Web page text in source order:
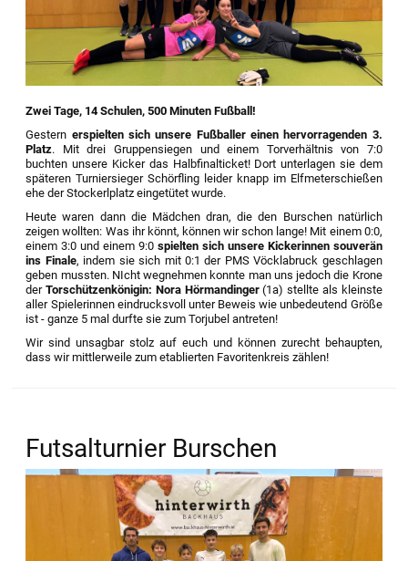
Zwei Tage, 14 Schulen, 500 Minuten Fußball!
Gestern erspielten sich unsere Fußballer einen hervorragenden 3.
Platz. Mit drei Gruppensiegen und einem Torverhältnis von 7:0
buchten unsere Kicker das Halbfinalticket! Dort unterlagen sie dem
späteren Turniersieger Schörfling leider knapp im Elfmeterschießen
ehe der Stockerlplatz eingetütet wurde.
Heute waren dann die Mädchen dran, die den Burschen natürlich
zeigen wollten: Was ihr könnt, können wir schon lange! Mit einem 0:0,
einem 3:0 und einem 9:0 spielten sich unsere Kickerinnen souverän
ins Finale, indem sie sich mit 0:1 der PMS Vöcklabruck geschlagen
geben mussten. NIcht wegnehmen konnte man uns jedoch die Krone
derTorschützenkönigin: Nora Hörmandinger(1a) stellte als kleinste
aller Spielerinnen eindrucksvoll unter Beweis wie unbedeutend Größe
ist - ganze 5 mal durfte sie zum Torjubel antreten!
Wir sind unsagbar stolz auf euch und können zurecht behaupten,
dass wir mittlerweile zum etablierten Favoritenkreis zählen!
Futsalturnier Burschen